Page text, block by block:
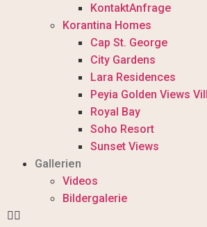
KontaktAnfrage
Korantina Homes
Cap St. George
City Gardens
Lara Residences
Peyia Golden Views
Royal Bay
Soho Resort
Sunset Views
Gallerien
Videos
Bildergalerie